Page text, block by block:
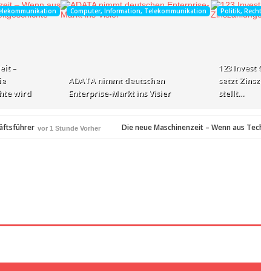
–
wird
Computer, Information, Telekommunikation
ADATA nimmt deutschen
Enterprise-Markt ins Visier
Politik,
123 Invest
setzt
stellt…
vor 1 Stunde Vorher Die neue Maschinenzeit – Wenn aus
Angebot für Hotels